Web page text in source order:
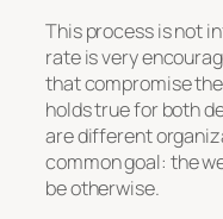
This process is not
rate is very
that compromise
holds true for both
are different
common goal: the
be otherwise.